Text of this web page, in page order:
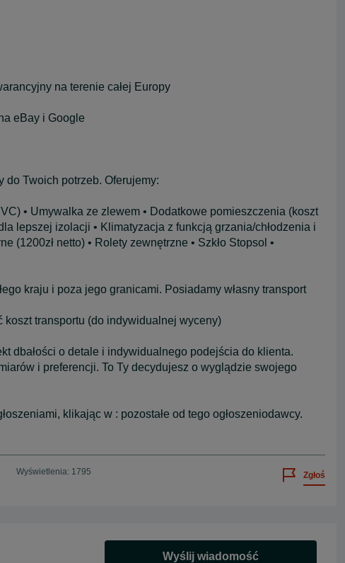
na terenie całej Europy
eBay i Google
do Twoich potrzeb. Oferujemy:
• Umywalka ze zlewem • Dodatkowe pomieszczenia (koszt
lepszej izolacji • Klimatyzacja z funkcją grzania/chłodzenia i
(1200zł netto) • Rolety zewnętrzne • Szkło Stopsol •
kraju i poza jego granicami. Posiadamy własny transport
koszt transportu (do indywidualnej wyceny)
dbałości o detale i indywidualnego podejścia do klienta.
i preferencji. To Ty decydujesz o wyglądzie swojego
klikając w : pozostałe od tego ogłoszeniodawcy.
Wyświetlenia: 1795 Zgłoś
Wyślij wiadomość